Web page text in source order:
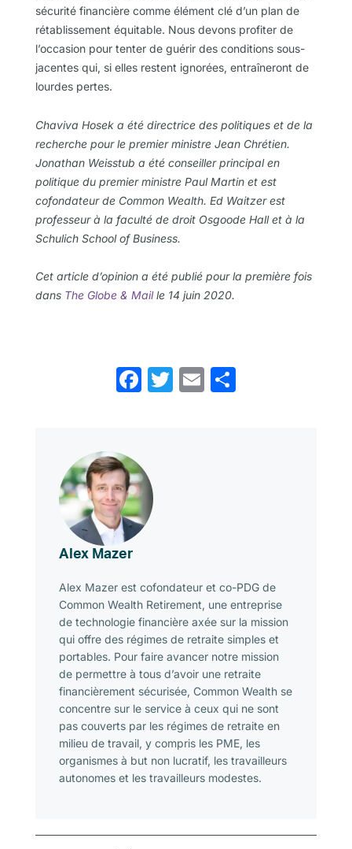
sécurité financière comme élément clé d’un plan de
rétablissement équitable. Nous devons profiter de
l’occasion pour tenter de guérir des conditions sous-
jacentes qui, si elles restent ignorées, entraîneront de
lourdes pertes.
Chaviva Hosek a été directrice des politiques et de la
recherche pour le premier ministre Jean Chrétien.
Jonathan Weisstub a été conseiller principal en
politique du premier ministre Paul Martin et est
cofondateur de Common Wealth. Ed Waitzer est
professeur à la faculté de droit Osgoode Hall et à la
Schulich School of Business.
Cet article d’opinion a été publié pour la première fois
dans The Globe & Maille 14 juin 2020.
Facebook
Twitter
Email
Alex Mazer
Alex Mazer est cofondateur et co-PDG de
Common Wealth Retirement, une entreprise
de technologie financière axée sur la mission
qui offre des régimes de retraite simples et
portables. Pour faire avancer notre mission
de permettre à tous d’avoir une retraite
financièrement sécurisée, Common Wealth se
concentre sur le service à ceux qui ne sont
pas couverts par les régimes de retraite en
milieu de travail, y compris les PME, les
organismes à but non lucratif, les travailleurs
autonomes et les travailleurs modestes.